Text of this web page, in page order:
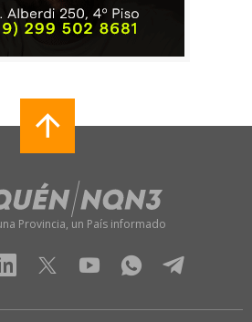
Provincia, un País informado